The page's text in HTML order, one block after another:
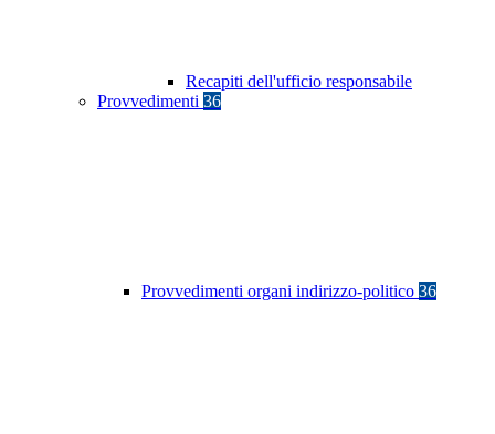
Recapiti dell'ufficio responsabile
Provvedimenti 36
Provvedimenti organi indirizzo-politico 36